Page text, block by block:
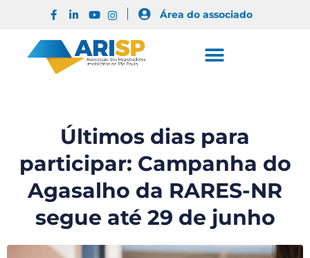
Área do associado
Últimos dias para
participar: Campanha do
Agasalho da RARES-NR
segue até 29 de junho